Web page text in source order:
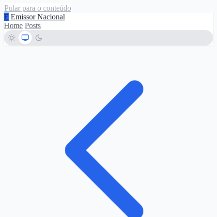
Pular para o conteúdo
E Emissor Nacional
Home Posts